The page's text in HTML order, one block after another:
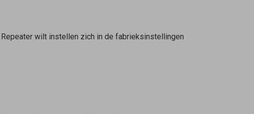
wilt instellen zich in de fabrieksinstellingen